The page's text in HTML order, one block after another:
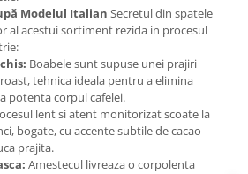
Modelul Italian Secretul din spatele
al acestui sortiment rezida in procesul
Boabele sunt supuse unei prajiri
tehnica ideala pentru a elimina
potenta corpul cafelei.
lent si atent monitorizat scoate la
bogate, cu accente subtile de cacao
prajita.
Amestecul livreaza o corpolenta